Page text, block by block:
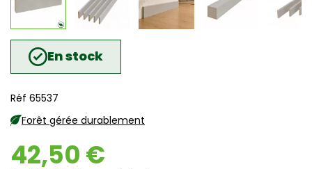
En stock
Réf 65537
Forêt gérée durablement
42,50 €